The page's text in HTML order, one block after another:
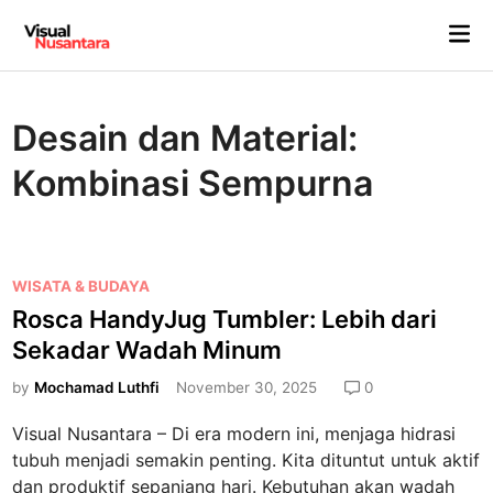
content
Desain dan Material:
Kombinasi Sempurna
P
o
s
t
e
i
n
WISATA & BUDAYA
Rosca HandyJug Tumbler: Lebih dari
Sekadar Wadah Minum
by Mochamad Luthfi November 30, 2025 0
Visual Nusantara – Di era modern ini, menjaga hidrasi
tubuh menjadi semakin penting. Kita dituntut untuk aktif
dan produktif sepanjang hari. Kebutuhan akan wadah